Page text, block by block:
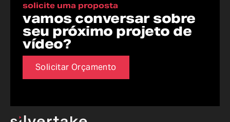
solicite uma proposta
vamos conversar sobre
seu próximo projeto de
vídeo?
Solicitar Orçamento